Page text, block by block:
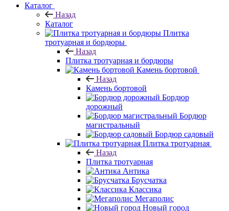
Каталог
Назад
Каталог
Плитка
тротуарная и бордюры
Назад
Плитка тротуарная и бордюры
Камень бортовой
Назад
Камень бортовой
Бордюр
дорожный
Бордюр
магистральный
Бордюр садовый
Плитка тротуарная
Назад
Плитка тротуарная
Антика
Брусчатка
Классика
Мегаполис
Новый город